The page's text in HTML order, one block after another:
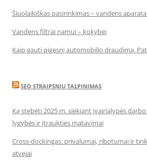
Šiuolaikiškas pasirinkimas – vandens
Vandens filtrai namui – kokybei
Kaip gauti pigesnį automobilio draudimą.
SEO STRAIPSNIU TALPINIMAS
Ką stebėti 2025 m. siekiant įvairialypės
lygybės ir įtraukties matavimai
Cross-dockingas: privalumai, ribotumai ir
atvejai